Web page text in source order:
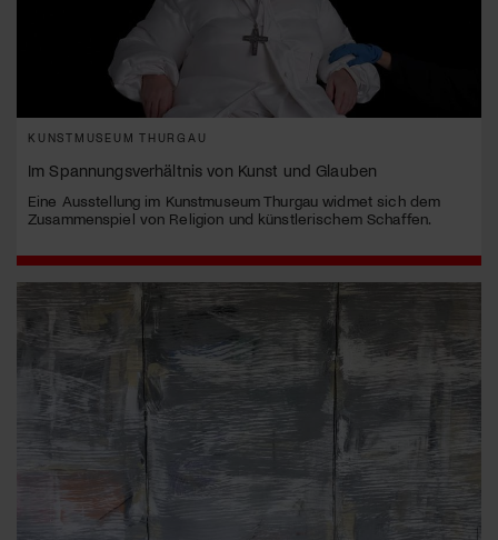
KUNSTMUSEUM THURGAU
Im Spannungsverhältnis von Kunst und Glauben
Eine Ausstellung im Kunstmuseum Thurgau widmet sich dem
Zusammenspiel von Religion und künstlerischem Schaffen.